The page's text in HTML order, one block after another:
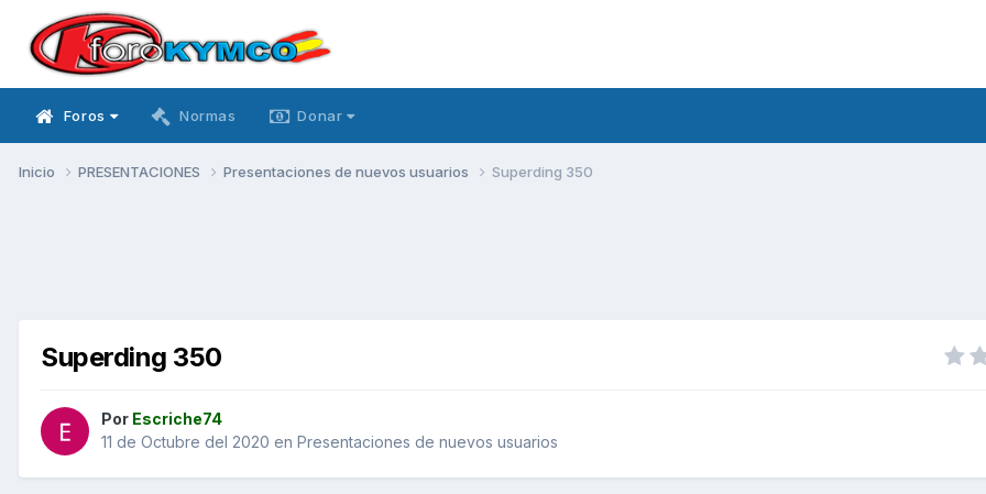
Foros Normas Donar
Inicio PRESENTACIONES Presentaciones de nuevos usuarios Superding 350
Superding 350
Por Escriche74
11 de Octubre del 2020 en Presentaciones de nuevos usuarios